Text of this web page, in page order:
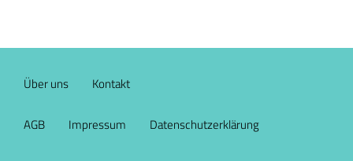
Über uns Kontakt
AGB Impressum Datenschutzerklärung